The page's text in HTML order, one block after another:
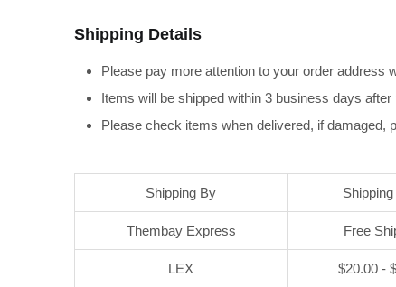
Shipping Details
Please pay more attention to your order address
Items will be shipped within 3 business days after
Please check items when delivered, if
Shipping By
Thembay Express Free
LEX $20.00 -